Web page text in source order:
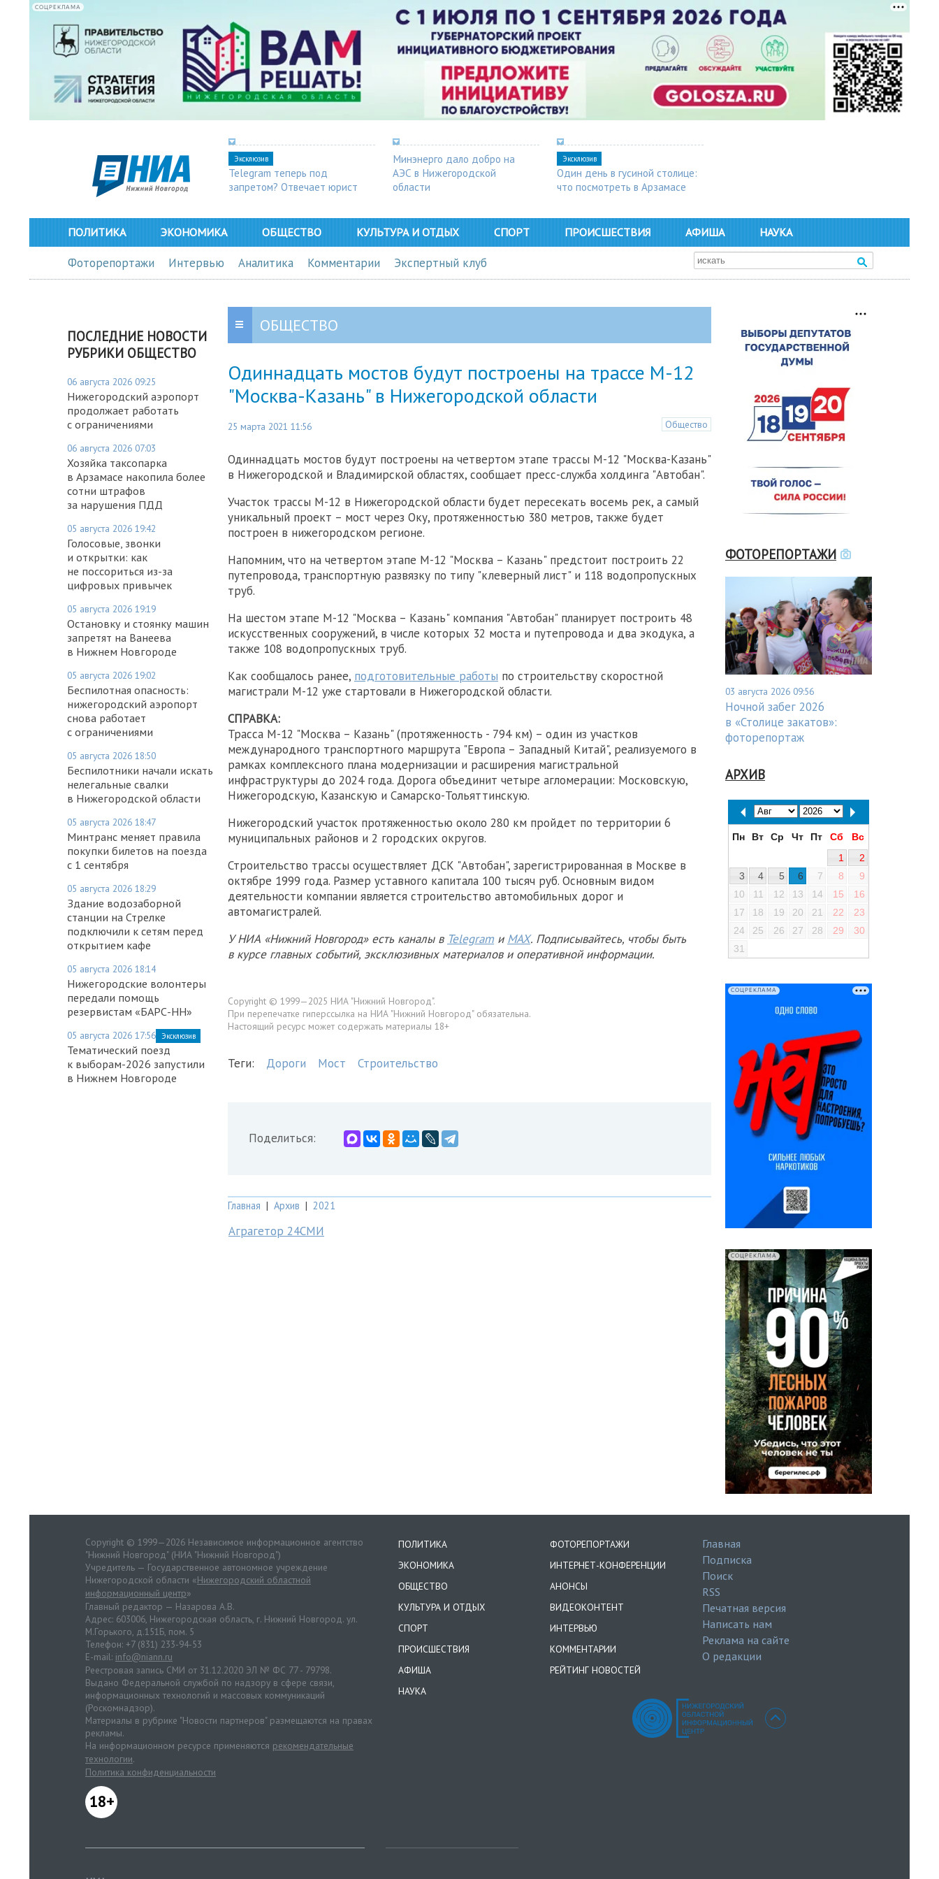
СОЦРЕКЛАМА
Эксклюзив
Telegram теперь под
запретом? Отвечает юрист
Минэнерго дало добро на
АЭС в Нижегородской
области
Эксклюзив
Один день в гусиной столице:
что посмотреть в Арзамасе
ПОЛИТИКА ЭКОНОМИКА ОБЩЕСТВО КУЛЬТУРА И ОТДЫХ СПОРТ ПРОИСШЕСТВИЯ АФИША НАУКА
Фоторепортажи Интервью Аналитика Комментарии Экспертный клуб
ПОСЛЕДНИЕ НОВОСТИ
РУБРИКИ ОБЩЕСТВО
06 августа 2026 09:25
Нижегородский аэропорт
продолжает работать
с ограничениями
06 августа 2026 07:03
Хозяйка таксопарка
в Арзамасе накопила более
сотни штрафов
за нарушения ПДД
05 августа 2026 19:42
Голосовые, звонки
и открытки: как
не поссориться из-за
цифровых привычек
05 августа 2026 19:19
Остановку и стоянку машин
запретят на Ванеева
в Нижнем Новгороде
05 августа 2026 19:02
Беспилотная опасность:
нижегородский аэропорт
снова работает
с ограничениями
05 августа 2026 18:50
Беспилотники начали искать
нелегальные свалки
в Нижегородской области
05 августа 2026 18:47
Минтранс меняет правила
покупки билетов на поезда
с 1 сентября
05 августа 2026 18:29
Здание водозаборной
станции на Стрелке
подключили к сетям перед
открытием кафе
05 августа 2026 18:14
Нижегородские волонтеры
передали помощь
резервистам «БАРС-НН»
05 августа 2026 17:56 Эксклюзив
Тематический поезд
к выборам-2026 запустили
в Нижнем Новгороде
ОБЩЕСТВО
Одиннадцать мостов будут построены на трассе М-12
"Москва-Казань" в Нижегородской области
25 марта 2021 11:56 Общество
Одиннадцать мостов будут построены на четвертом этапе трассы М-12 "Москва-Казань"
в Нижегородской и Владимирской областях, сообщает пресс-служба холдинга "Автобан".
Участок трассы М-12 в Нижегородской области будет пересекать восемь рек, а самый
уникальный проект – мост через Оку, протяженностью 380 метров, также будет
построен в нижегородском регионе.
Напомним, что на четвертом этапе М-12 "Москва – Казань" предстоит построить 22
путепровода, транспортную развязку по типу "клеверный лист" и 118 водопропускных
труб.
На шестом этапе М-12 "Москва – Казань" компания "Автобан" планирует построить 48
искусственных сооружений, в числе которых 32 моста и путепровода и два экодука, а
также 108 водопропускных труб.
Как сообщалось ранее, подготовительные работы по строительству скоростной
магистрали М-12 уже стартовали в Нижегородской области.
СПРАВКА:
Трасса М-12 "Москва – Казань" (протяженность - 794 км) – один из участков
международного транспортного маршрута "Европа – Западный Китай", реализуемого в
рамках комплексного плана модернизации и расширения магистральной
инфраструктуры до 2024 года. Дорога объединит четыре агломерации: Московскую,
Нижегородскую, Казанскую и Самарско-Тольяттинскую.
Нижегородский участок протяженностью около 280 км пройдет по территории 6
муниципальных районов и 2 городских округов.
Строительство трассы осуществляет ДСК "Автобан", зарегистрированная в Москве в
октябре 1999 года. Размер уставного капитала 100 тысяч руб. Основным видом
деятельности компании является строительство автомобильных дорог и
автомагистралей.
У НИА «Нижний Новгород» есть каналы в Telegram и MAX. Подписывайтесь, чтобы быть
в курсе главных событий, эксклюзивных материалов и оперативной информации.
Copyright © 1999—2025 НИА "Нижний Новгород".
При перепечатке гиперссылка на НИА "Нижний Новгород" обязательна.
Настоящий ресурс может содержать материалы 18+
Теги: Дороги Мост Строительство
Поделиться:
Главная | Архив | 2021
Аграгетор 24СМИ
ФОТОРЕПОРТАЖИ
03 августа 2026 09:56
Ночной забег 2026
в «Столице закатов»:
фоторепортаж
АРХИВ
Пн Вт Ср Чт Пт Сб
Вс
1
2
3
4 5 6 7 8
9
10
11 12 13 14 15
16
17
18 19 20 21 22
23
24
25 26 27 28 29
30
31
СОЦРЕКЛАМА
СОЦРЕКЛАМА
Copyright © 1999—2026 Независимое информационное агентство
"Нижний Новгород" (НИА "Нижний Новгород")
Учредитель — Государственное автономное учреждение
Нижегородской области «Нижегородский областной
информационный центр»
Главный редактор — Назарова А.В.
Адрес: 603006, Нижегородская область, г. Нижний Новгород. ул.
М.Горького, д.151Б, пом. 5
Телефон: +7 (831) 233-94-53
E-mail: info@niann.ru
Реестровая запись СМИ от 31.12.2020 ЭЛ № ФС 77 - 79798.
Выдано Федеральной службой по надзору в сфере связи,
информационных технологий и массовых коммуникаций
(Роскомнадзор).
Материалы в рубрике "Новости партнеров" размещаются на правах
рекламы.
На информационном ресурсе применяются рекомендательные
технологии.
Политика конфиденциальности
18+
ПОЛИТИКА
ЭКОНОМИКА
ОБЩЕСТВО
КУЛЬТУРА И ОТДЫХ
СПОРТ
ПРОИСШЕСТВИЯ
АФИША
НАУКА
ФОТОРЕПОРТАЖИ
ИНТЕРНЕТ-КОНФЕРЕНЦИИ
АНОНСЫ
ВИДЕОКОНТЕНТ
ИНТЕРВЬЮ
КОММЕНТАРИИ
РЕЙТИНГ НОВОСТЕЙ
Главная
Подписка
Поиск
RSS
Печатная версия
Написать нам
Реклама на сайте
О редакции